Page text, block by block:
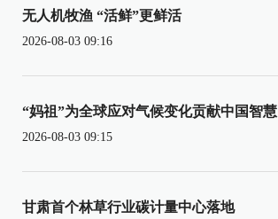
无人机牧渔 “活鲜”更鲜活
2026-08-03 09:16
“妈祖”为全球应对气候变化贡献中国智慧
2026-08-03 09:15
甘肃首个林草行业碳计量中心落地